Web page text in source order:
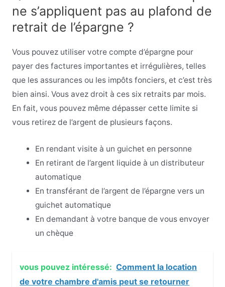
ne s’appliquent pas au plafond de
retrait de l’épargne ?
Vous pouvez utiliser votre compte d’épargne pour
payer des factures importantes et irrégulières, telles
que les assurances ou les impôts fonciers, et c’est très
bien ainsi. Vous avez droit à ces six retraits par mois.
En fait, vous pouvez même dépasser cette limite si
vous retirez de l’argent de plusieurs façons.
En rendant visite à un guichet en personne
En retirant de l’argent liquide à un distributeur
automatique
En transférant de l’argent de l’épargne vers un
guichet automatique
En demandant à votre banque de vous envoyer
un chèque
vous pouvez intéressé: Comment la location
de votre chambre d'amis peut se retourner